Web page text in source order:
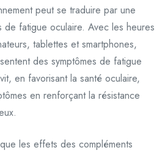
peut se traduire par une
de fatigue oculaire. Avec les heures
tablettes et smartphones,
des symptômes de fatigue
en favorisant la santé oculaire,
en renforçant la résistance
les effets des compléments